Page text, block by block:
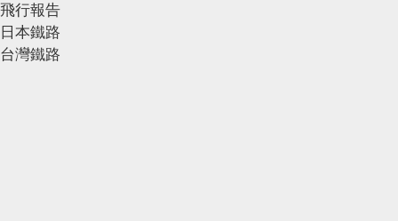
飛行報告
日本鐵路
台灣鐵路